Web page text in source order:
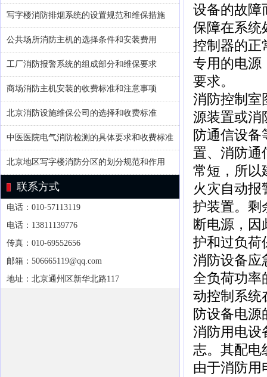
写字楼消防排烟系统的设置规范和维保措施
公共场所消防主机的选择条件和安装费用
工厂消防报警系统的组成部分和维保要求
商场消防主机安装的收费标准和注意事项
北京消防设施维保公司的选择和收费标准
中医医院电气消防检测的具体要求和收费标准
北京地区写字楼消防分区的划分规范和作用
联系方式
电话：010-57113119
电话：13811139776
传真：010-69552656
邮箱：506665119@qq.com
地址：北京通州区新华北路117
设备的故障
保障在系统
控制器的正
专用的电源
要求。
消防控制室
源装置或消
防通信设备
置、消防通
常短，所以
火灾自动报
护装置。剩
断电源，因
护和过负荷
消防设备应
全负荷功率
动控制系统
防设备电源
消防用电设
志。其配电
由于消防用